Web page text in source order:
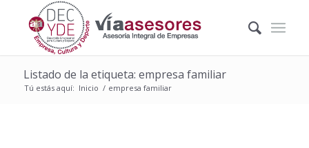
Listado de la etiqueta: empresa familiar
Tú estás aquí: Inicio / empresa familiar